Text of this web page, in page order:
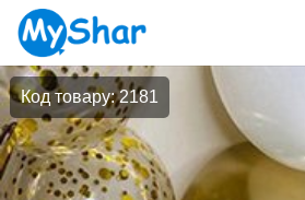
Код товару: 2181